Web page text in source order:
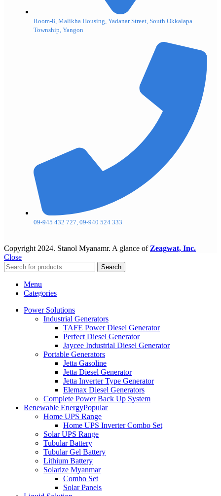
Room-8, Malikha Housing, Yadanar Street, South Okkalapa
Township, Yangon
09-945 432 727, 09-940 524 333
Copyright 2024. Stanol Myanamr. A glance of Zeagwat, Inc.
Close
Search
Menu
Categories
Power Solutions
Industrial Generators
TAFE Power Diesel Generator
Perfect Diesel Generator
Jaycee Industrial Diesel Generator
Portable Generators
Jetta Gasoline
Jetta Diesel Generator
Jetta Inverter Type Generator
Elemax Diesel Generators
Complete Power Back Up System
Renewable EnergyPopular
Home UPS Range
Home UPS Inverter Combo Set
Solar UPS Range
Tubular Battery
Tubular Gel Battery
Lithium Battery
Solarize Myanmar
Combo Set
Solar Panels